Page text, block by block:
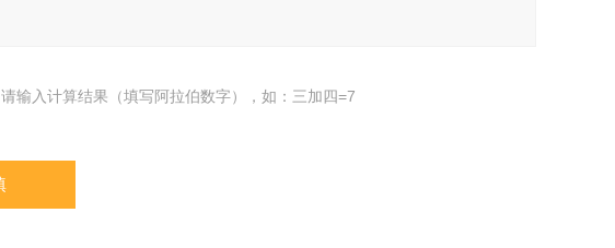
请输入计算结果（填写阿拉伯数字），如：三加四=7